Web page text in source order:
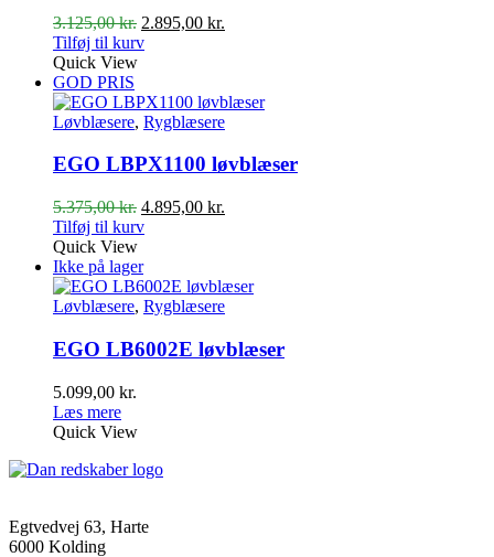
3.125,00kr. Den
oprindelige
3.125,00 kr..
2.895,00 kr.
2.895,00 kr..
Tilføj til kurv
Quick View
GOD PRIS
Løvblæsere, Rygblæsere
EGO LBPX1100 løvblæser
5.375,00kr. Den
oprindelige
var:
5.375,00 kr..
4.895,00 kr.
4.895,00 kr..
Tilføj til kurv
Quick View
Ikke på lager
Løvblæsere, Rygblæsere
EGO LB6002E løvblæser
5.099,00 kr.
Læs mere
Quick View
Egtvedvej 63, Harte
6000 Kolding